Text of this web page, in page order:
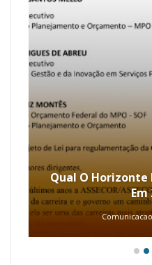
Qual O Horizonte
Em